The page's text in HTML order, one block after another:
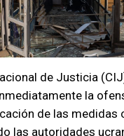
de Justicia
la
de las medidas
las autoridades